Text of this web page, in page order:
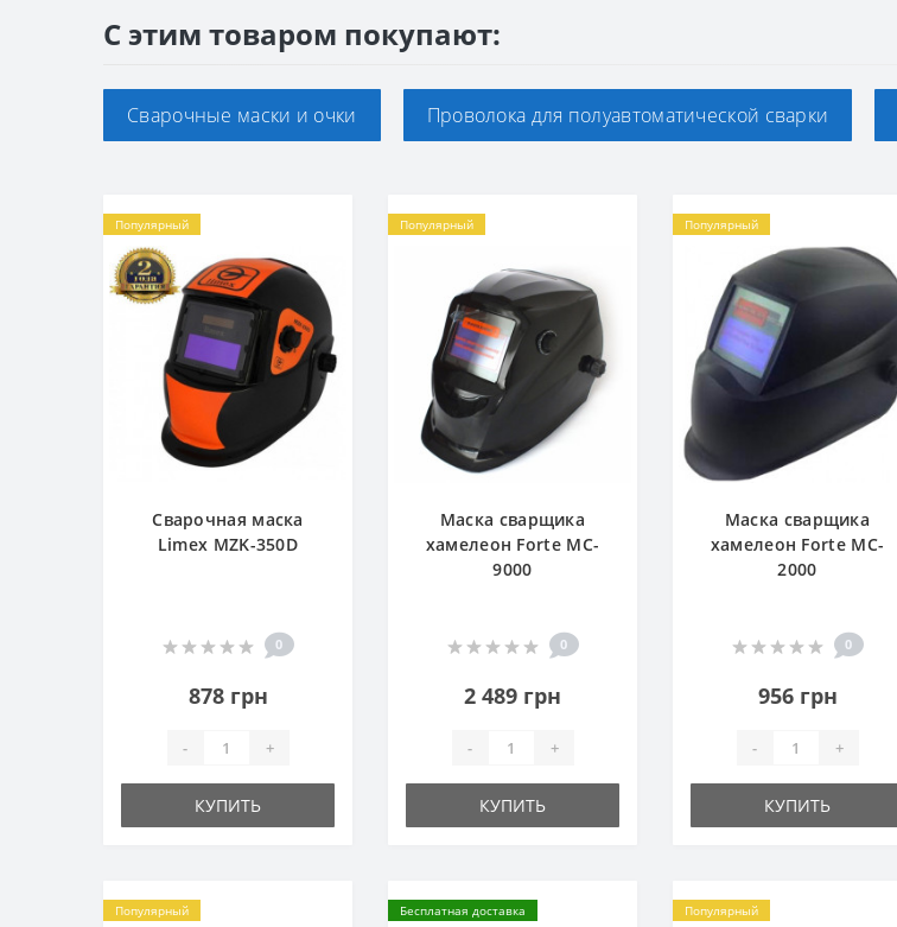
С этим товаром покупают:
Сварочные маски и очки Проволока для полуавтоматической сварки
Популярный
Сварочная маска
Limex MZK-350D
0
878 грн
- +
КУПИТЬ
Популярный
Маска сварщика
хамелеон Forte MC-
9000
0
2 489 грн
- +
КУПИТЬ
Популярный
Маска сварщика
хамелеон Forte MC-
2000
0
956 грн
- +
КУПИТЬ
Популярный Бесплатная доставка Популярный